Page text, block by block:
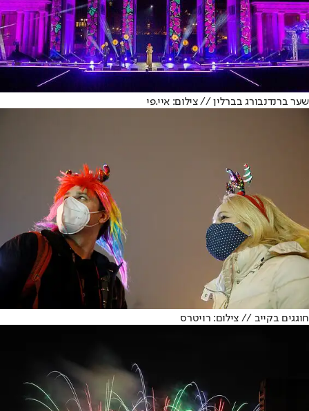
שער ברנדנבורג בברלין // צילום: איי.פי
חוגגים בקייב // צילום: רויטרס